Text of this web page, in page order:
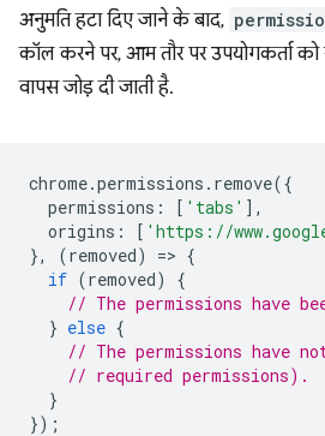
अनुमति हटा दिए जाने के बाद,
कॉल करने पर, आम तौर पर उपयोगकर्ता को
वापस जोड़ दी जाती है.
chrome.permissions . remove({
permissions : [ 'tabs' ],
origins : [ 'https://
},
(removed) => {
if (removed)
{
// The permissions have
} else {
// The permissions have
// required permissions).
}
});